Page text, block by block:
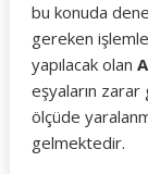
bu konuda
gereken
yapılacak olan
eşyaların zarar
ölçüde
gelmektedir.